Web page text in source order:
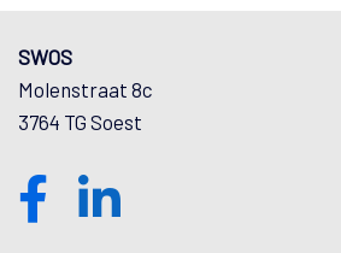
SWOS
Molenstraat 8c
3764 TG Soest